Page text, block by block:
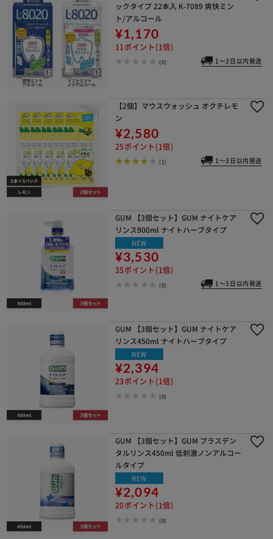
ックタイプ 22本入 K-7089 爽快ミン
ト/アルコール
¥1,170
11ポイント(1倍)
(0) 1～3日以内発送
【2個】マウスウォッシュ オクチレモ
ン
¥2,580
25ポイント(1倍)
(1) 1～3日以内発送
GUM 【3個セット】GUM ナイトケア
リンス900ml ナイトハーブタイプ
NEW
¥3,530
35ポイント(1倍)
(0) 1～3日以内発送
GUM 【3個セット】GUM ナイトケア
リンス450ml ナイトハーブタイプ
NEW
¥2,394
23ポイント(1倍)
(0)
GUM 【3個セット】GUM プラスデン
タルリンス450ml 低刺激ノンアルコー
ルタイプ
NEW
¥2,094
20ポイント(1倍)
(0)